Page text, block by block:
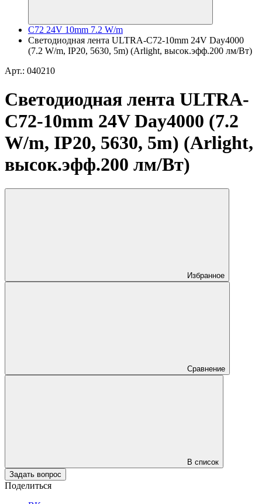
C72 24V 10mm 7.2 W/m
Светодиодная лента ULTRA-C72-10mm 24V Day4000
(7.2 W/m, IP20, 5630, 5m) (Arlight, высок.эфф.200 лм/Вт)
Арт.: 040210
Светодиодная лента ULTRA-
C72-10mm 24V Day4000 (7.2
W/m, IP20, 5630, 5m) (Arlight,
высок.эфф.200 лм/Вт)
Избранное
Сравнение
В список
Задать вопрос
Поделиться